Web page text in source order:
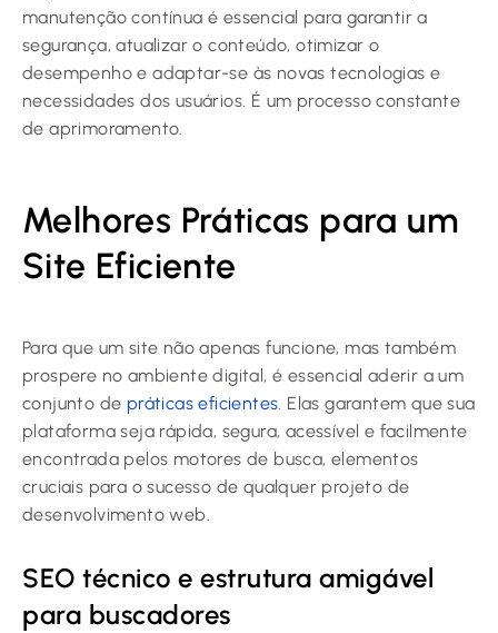
manutenção contínua é essencial para garantir a
segurança, atualizar o conteúdo, otimizar o
desempenho e adaptar-se às novas tecnologias e
necessidades dos usuários. É um processo constante
de aprimoramento.
Melhores Práticas para um
Site Eficiente
Para que um site não apenas funcione, mas também
prospere no ambiente digital, é essencial aderir a um
conjunto de práticas eficientes . Elas garantem que sua
plataforma seja rápida, segura, acessível e facilmente
encontrada pelos motores de busca, elementos
cruciais para o sucesso de qualquer projeto de
desenvolvimento web.
SEO técnico e estrutura amigável
para buscadores